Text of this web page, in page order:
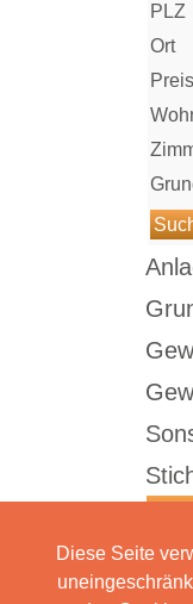
Diese Seite
PLZ
Ort
Preis
Sortieren